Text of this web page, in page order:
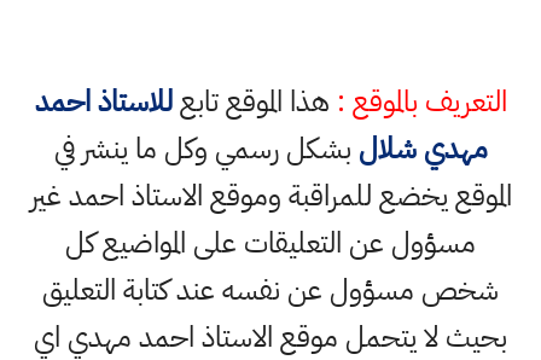
التعريف بالموقع : هذا الموقع تابعللاستاذ احمد
مهدي شلال بشكل رسمي وكل ما ينشر في
الموقع يخضع للمراقبة وموقع الاستاذ احمد غير
مسؤول عن التعليقات على المواضيع كل
شخص مسؤول عن نفسه عند كتابة التعليق
بحيث لا يتحمل موقع الاستاذ احمد مهدي اي